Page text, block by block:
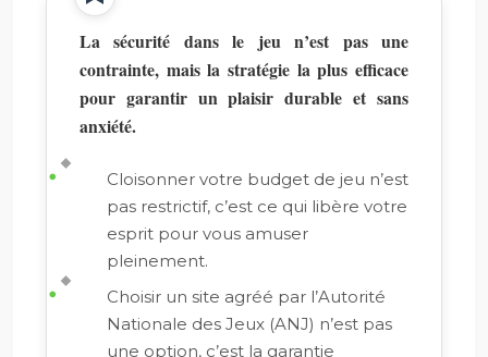
La sécurité dans le jeu n’est pas une
contrainte, mais la stratégie la plus efficace
pour garantir un plaisir durable et sans
anxiété.
Cloisonner votre budget de jeu n’est
pas restrictif, c’est ce qui libère votre
esprit pour vous amuser
pleinement.
Choisir un site agréé par l’Autorité
Nationale des Jeux (ANJ) n’est pas
une option, c’est la garantie